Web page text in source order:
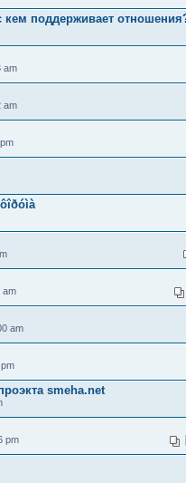
кем поддерживает
am
am
am
am
smeha.net
pm